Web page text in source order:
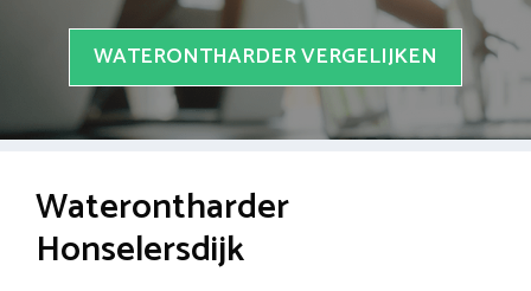
WATERONTHARDER VERGELIJKEN
Waterontharder
Honselersdijk